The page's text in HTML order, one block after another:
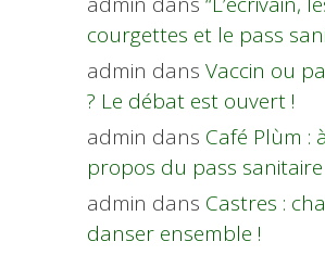
courgettes et le pass
admin dans Vaccin ou
? Le débat est ouvert !
admin dans Café Plùm : à
propos du pass sanitaire
admin dans Castres :
danser ensemble !